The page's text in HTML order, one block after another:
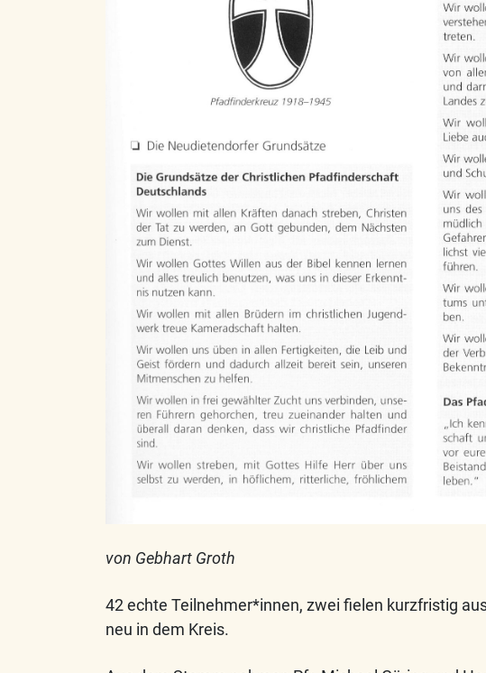
von Gebhart Groth
42 echte Teilnehmer*innen, zwei fielen kurzfristig
neu in dem Kreis.